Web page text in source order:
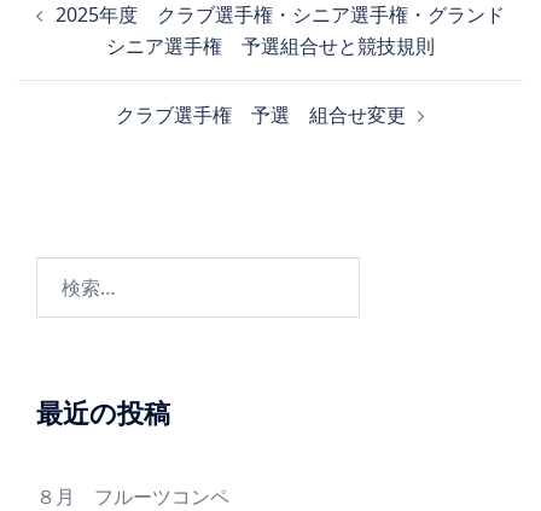
稿
ン
2025年度 クラブ選手権・シニア選手権・グランド
シニア選手権 予選組合せと競技規則
クラブ選手権 予選 組合せ変更
最近の投稿
８月 フルーツコンペ